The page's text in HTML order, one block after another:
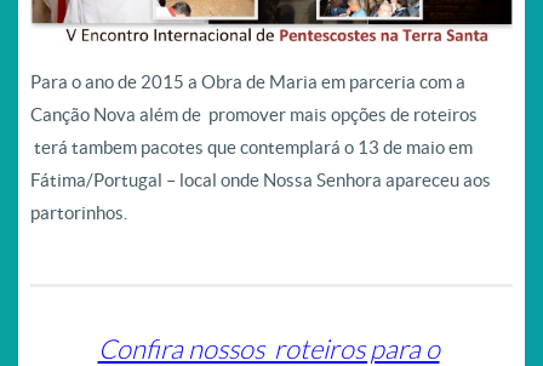
Para o ano de 2015 a Obra de Maria em parceria com a
Canção Nova além de promover mais opções de roteiros
terá tambem pacotes que contemplará o 13 de maio em
Fátima/Portugal – local onde Nossa Senhora apareceu aos
partorinhos.
Confira nossos roteiros para o